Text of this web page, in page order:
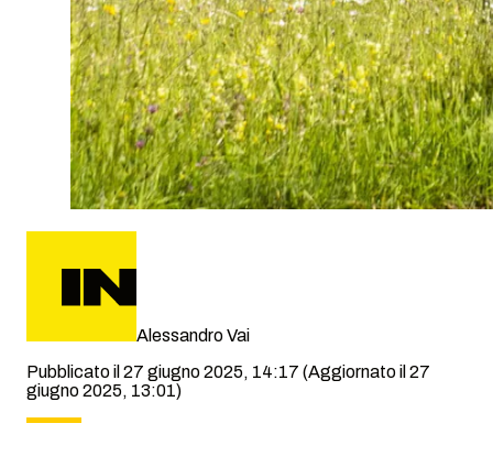
Alessandro Vai
Pubblicato il 27 giugno 2025, 14:17 (Aggiornato il 27
giugno 2025, 13:01)